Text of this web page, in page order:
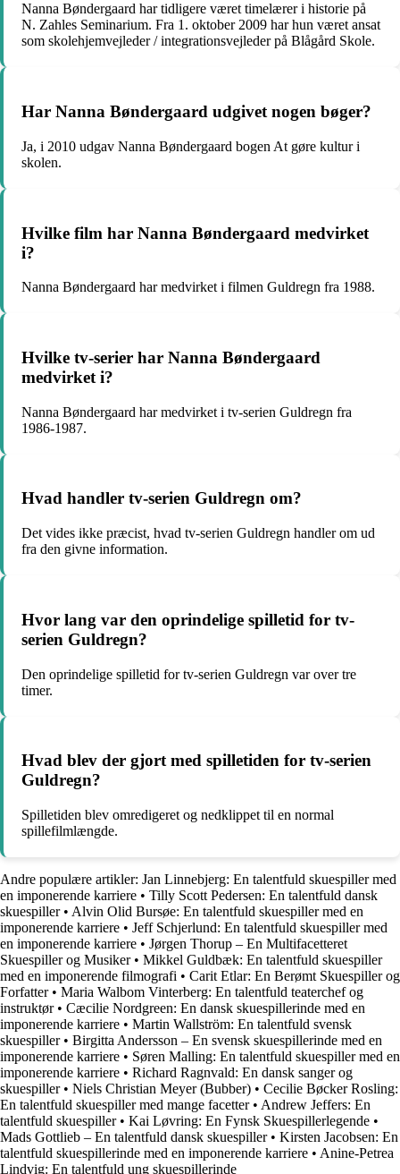
Nanna Bøndergaard har tidligere været timelærer i historie på
N. Zahles Seminarium. Fra 1. oktober 2009 har hun været ansat
som skolehjemvejleder / integrationsvejleder på Blågård Skole.
Har Nanna Bøndergaard udgivet nogen bøger?
Ja, i 2010 udgav Nanna Bøndergaard bogen At gøre kultur i
skolen.
Hvilke film har Nanna Bøndergaard medvirket
i?
Nanna Bøndergaard har medvirket i filmen Guldregn fra 1988.
Hvilke tv-serier har Nanna Bøndergaard
medvirket i?
Nanna Bøndergaard har medvirket i tv-serien Guldregn fra
1986-1987.
Hvad handler tv-serien Guldregn om?
Det vides ikke præcist, hvad tv-serien Guldregn handler om ud
fra den givne information.
Hvor lang var den oprindelige spilletid for tv-
serien Guldregn?
Den oprindelige spilletid for tv-serien Guldregn var over tre
timer.
Hvad blev der gjort med spilletiden for tv-serien
Guldregn?
Spilletiden blev omredigeret og nedklippet til en normal
spillefilmlængde.
Andre populære artikler: Jan Linnebjerg: En talentfuld skuespiller med
en imponerende karriere • Tilly Scott Pedersen: En talentfuld dansk
skuespiller• Alvin Olid Bursøe: En talentfuld skuespiller med en
imponerende karriere • Jeff Schjerlund: En talentfuld skuespiller med
en imponerende karriere • Jørgen Thorup – En Multifacetteret
Skuespiller og Musiker• Mikkel Guldbæk: En talentfuld skuespiller
med en imponerende filmografi • Carit Etlar: En Berømt Skuespiller og
Forfatter• Maria Walbom Vinterberg: En talentfuld teaterchef og
instruktør• Cæcilie Nordgreen: En dansk skuespillerinde med en
imponerende karriere • Martin Wallström: En talentfuld svensk
skuespiller• Birgitta Andersson – En svensk skuespillerinde med en
imponerende karriere • Søren Malling: En talentfuld skuespiller med en
imponerende karriere • Richard Ragnvald: En dansk sanger og
skuespiller• Niels Christian Meyer (Bubber) • Cecilie Bøcker Rosling:
En talentfuld skuespiller med mange facetter• Andrew Jeffers: En
talentfuld skuespiller• Kai Løvring: En Fynsk Skuespillerlegende •
Mads Gottlieb – En talentfuld dansk skuespiller• Kirsten Jacobsen: En
talentfuld skuespillerinde med en imponerende karriere • Anine-Petrea
Lindvig: En talentfuld ung skuespillerinde